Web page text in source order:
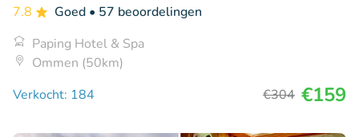
7.8 Goed • 57 beoordelingen
Paping Hotel & Spa
Ommen (50km)
Verkocht: 184
€304 €159